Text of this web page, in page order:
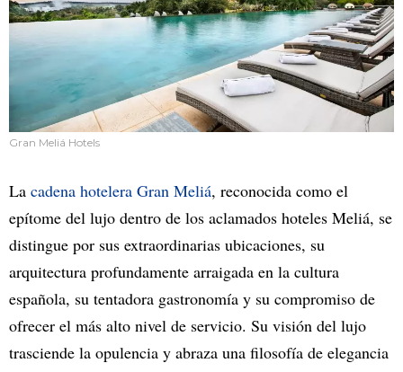
Gran Meliá Hotels
La cadena hotelera Gran Meliá, reconocida como el
epítome del lujo dentro de los aclamados hoteles Meliá, se
distingue por sus extraordinarias ubicaciones, su
arquitectura profundamente arraigada en la cultura
española, su tentadora gastronomía y su compromiso de
ofrecer el más alto nivel de servicio. Su visión del lujo
trasciende la opulencia y abraza una filosofía de elegancia